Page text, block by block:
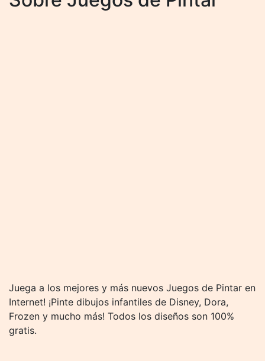
Juega a los mejores y más nuevos Juegos de Pintar en
Internet! ¡Pinte dibujos infantiles de Disney, Dora,
Frozen y mucho más! Todos los diseños son 100%
gratis.